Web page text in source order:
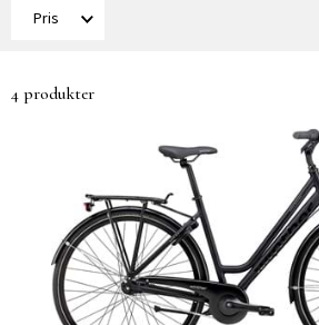
Pris
4 produkter